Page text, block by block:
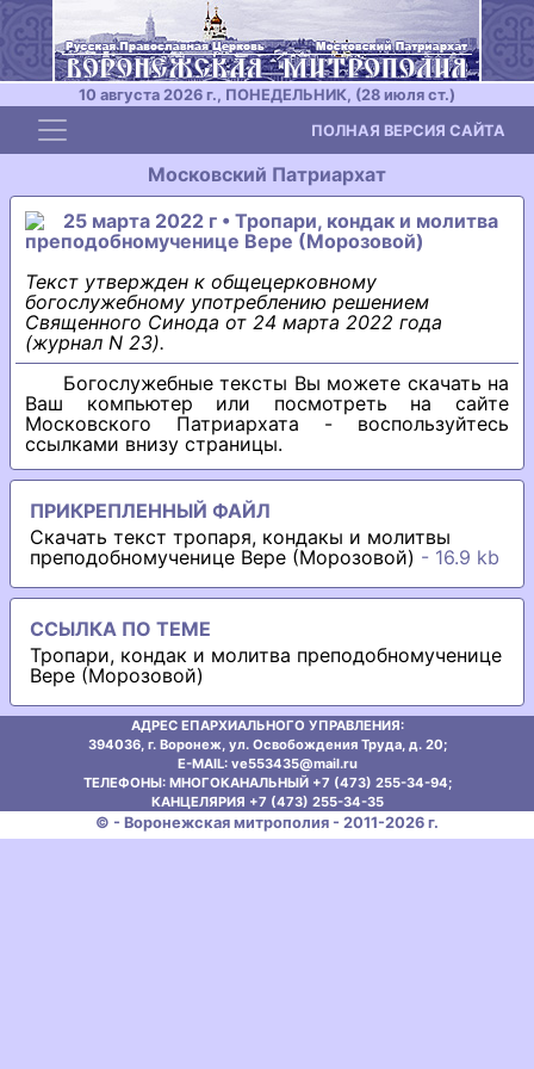
10 августа 2026 г., ПОНЕДЕЛЬНИК, (28 июля ст.)
Toggle navigation ПОЛНАЯ ВЕРСИЯ САЙТА
Московский Патриархат
25 марта 2022 г • Тропари, кондак и молитва
преподобномученице Вере (Морозовой)
Текст утвержден к общецерковному
богослужебному употреблению решением
Священного Синода от 24 марта 2022 года
(журнал N 23).
Богослужебные тексты Вы можете скачать на
Ваш компьютер или посмотреть на сайте
Московского Патриархата - воспользуйтесь
ссылками внизу страницы.
ПРИКРЕПЛЕННЫЙ ФАЙЛ
Скачать текст тропаря, кондакы и молитвы
преподобномученице Вере (Морозовой) - 16.9 kb
ССЫЛКА ПО ТЕМЕ
Тропари, кондак и молитва преподобномученице
Вере (Морозовой)
АДРЕС ЕПАРХИАЛЬНОГО УПРАВЛЕНИЯ:
394036, г. Воронеж, ул. Освобождения Труда, д. 20;
E-MAIL: ve553435@mаil.ru
ТЕЛЕФОНЫ: МНОГОКАНАЛЬНЫЙ +7 (473) 255-34-94;
КАНЦЕЛЯРИЯ +7 (473) 255-34-35
© - Воронежская митрополия - 2011-2026 г.